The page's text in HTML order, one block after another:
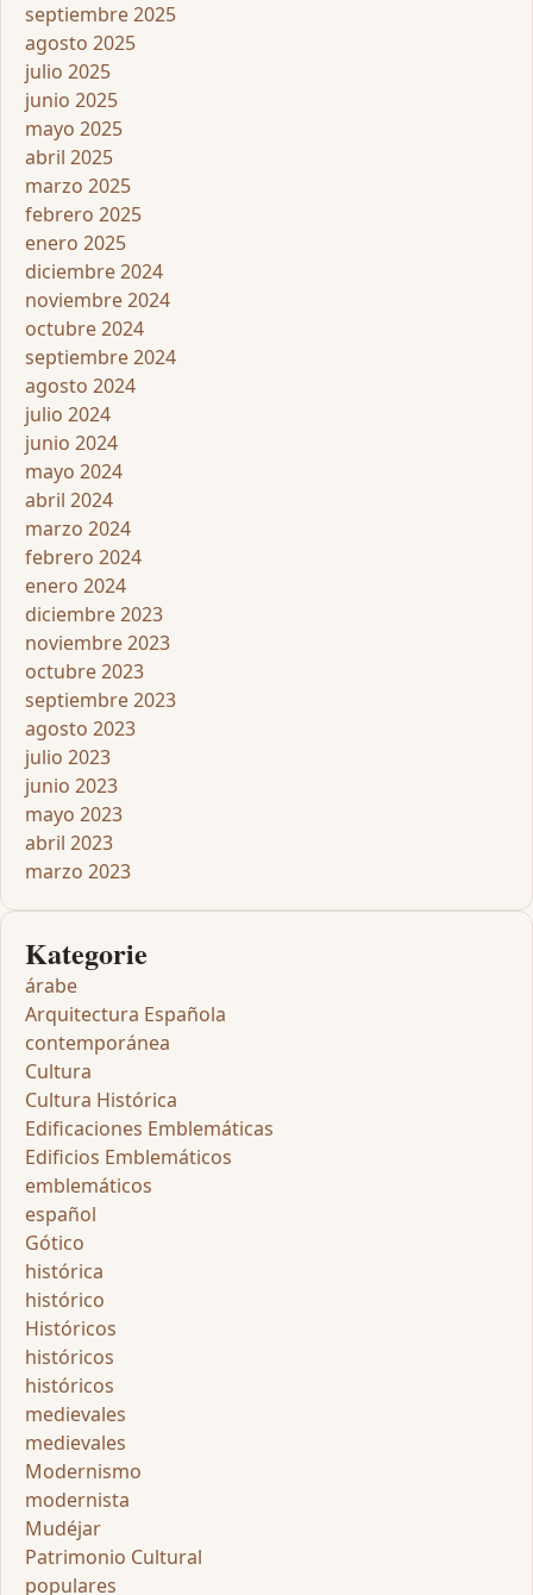
septiembre 2025
agosto 2025
julio 2025
junio 2025
mayo 2025
abril 2025
marzo 2025
febrero 2025
enero 2025
diciembre 2024
noviembre 2024
octubre 2024
septiembre 2024
agosto 2024
julio 2024
junio 2024
mayo 2024
abril 2024
marzo 2024
febrero 2024
enero 2024
diciembre 2023
noviembre 2023
octubre 2023
septiembre 2023
agosto 2023
julio 2023
junio 2023
mayo 2023
abril 2023
marzo 2023
Kategorie
árabe
Arquitectura Española
contemporánea
Cultura
Cultura Histórica
Edificaciones Emblemáticas
Edificios Emblemáticos
emblemáticos
español
Gótico
histórica
histórico
Históricos
históricos
históricos
medievales
medievales
Modernismo
modernista
Mudéjar
Patrimonio Cultural
populares